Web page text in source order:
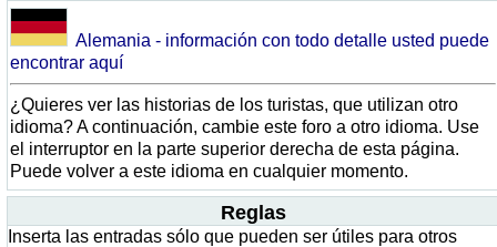
Alemania - información con todo detalle usted puede
encontrar aquí
¿Quieres ver las historias de los turistas, que utilizan otro
idioma? A continuación, cambie este foro a otro idioma. Use
el interruptor en la parte superior derecha de esta página.
Puede volver a este idioma en cualquier momento.
Reglas
Inserta las entradas sólo que pueden ser útiles para otros